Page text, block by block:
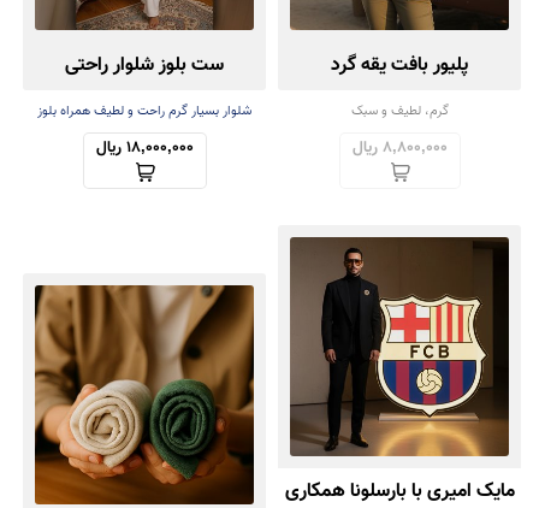
پلیور بافت یقه گرد
گرم، لطیف و سبک
8,800,000 ریال
ست بلوز شلوار راحتی
شلوار بسیار گرم راحت و لطیف همراه بلوز
سبک
18,000,000 ریال
مایک امیری با بارسلونا همکاری